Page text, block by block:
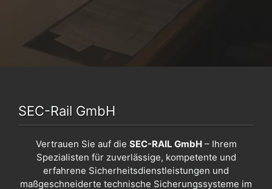
SEC-Rail GmbH
Vertrauen Sie auf die SEC-RAIL GmbH– Ihrem
Spezialisten für zuverlässige, kompetente und
erfahrene Sicherheitsdienstleistungen und
maßgeschneiderte technische Sicherungssysteme im